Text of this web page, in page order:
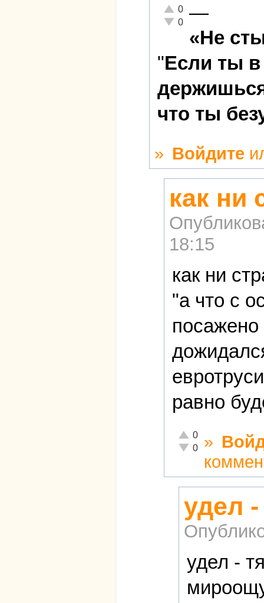
Отлично!
0
Неадекватно!
0 —
«Не
"Если ты
что ты
» Войдите
как ни
18:15
как ни
"а что с
равно
Отлично!
0
Неадекватно!
0 »
удел -
удел -